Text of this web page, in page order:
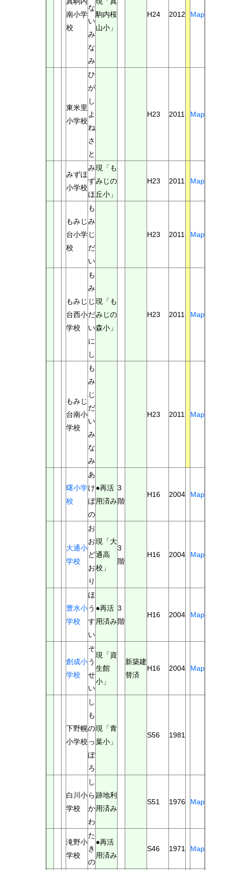
南小学
校
な
い
み
な
み
駒内桜
山小」
H24 2012 Map
東米里
小学校
ひ
が
し
よ
ね
さ
と
H23 2011 Map
みずほ
小学校
み
ず
ほ
現「も
みじの
丘小」
H23 2011 Map
もみじ
台小学
校
も
み
じ
だ
い
H23 2011 Map
もみじ
台西小
学校
も
み
じ
だ
い
に
し
現「も
みじの
森小」
H23 2011 Map
もみじ
台南小
学校
も
み
じ
だ
い
み
な
み
H23 2011 Map
曙小学
校
あ
け
ぼ
の
●再活
用済み
3
階
H16 2004 Map
大通小
学校
お
お
ど
お
り
現「大
通高
校」
3
階
H16 2004 Map
豊水小
学校
ほ
う
す
い
●再活
用済み
3
階
H16 2004 Map
創成小
学校
そ
う
せ
い
現「資
生館
小」
新築建
替済
H16 2004 Map
下野幌
小学校
し
も
の
っ
ぽ
ろ
現「青
葉小」
S56 1981
白川小
学校
し
ら
か
わ
跡地利
用済み
S51 1976 Map
滝野小
学校
た
き
の
●再活
用済み
S46 1971 Map